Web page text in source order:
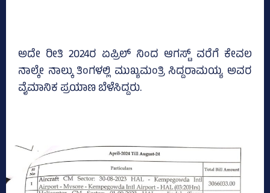
ಅದೇ ರೀತಿ 2024ರ ಏಪ್ರಿಲ್‌ ನಿಂದ ಆಗಸ್ಟ್‌ ವರೆಗೆ ಕೇವಲ
ನಾಲ್ಕೇ ನಾಲ್ಕು ತಿಂಗಳಲ್ಲಿ ಮುಖ್ಯಮಂತ್ರಿ ಸಿದ್ದರಾಮಯ್ಯ ಅವರ
ವೈಮಾನಿಕ ಪ್ರಯಾಣ ಬೆಳೆಸಿದ್ದರು.